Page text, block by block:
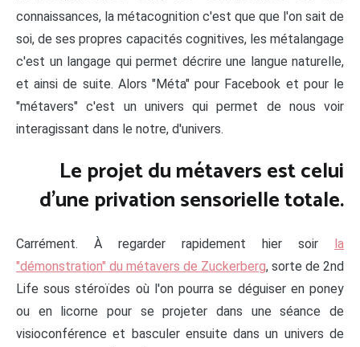
connaissances, la métacognition c'est que que l'on sait de
soi, de ses propres capacités cognitives, les métalangage
c'est un langage qui permet décrire une langue naturelle,
et ainsi de suite. Alors "Méta" pour Facebook et pour le
"métavers" c'est un univers qui permet de nous voir
interagissant dans le notre, d'univers.
Le projet du métavers est celui
d'une privation sensorielle totale.
Carrément. À regarder rapidement hier soir la
"démonstration" du métavers de Zuckerberg, sorte de 2nd
Life sous stéroïdes où l'on pourra se déguiser en poney
ou en licorne pour se projeter dans une séance de
visioconférence et basculer ensuite dans un univers de